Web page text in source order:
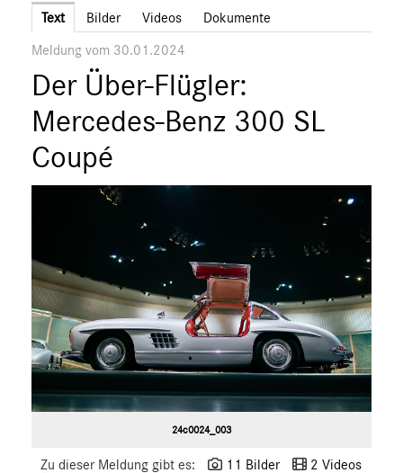
Unternehmen
Cars
Vans
Marken & Produkte
MEDIA
Text Bilder Videos Dokumente
Meldung vom 30.01.2024
Der Über-Flügler:
Mercedes-Benz 300 SL
Coupé
24c0024_003
Zu dieser Meldung gibt es: 11 Bilder
2 Videos